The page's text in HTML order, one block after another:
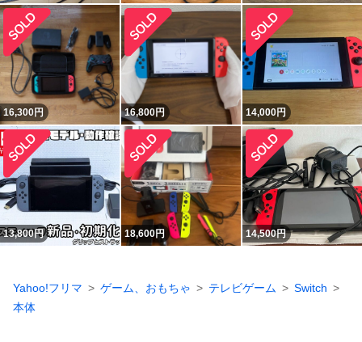
16,300円 16,800円 14,000円
13,800円 18,600円 14,500円
Yahoo!フリマ ゲーム、おもちゃ テレビゲーム
Switch
本体